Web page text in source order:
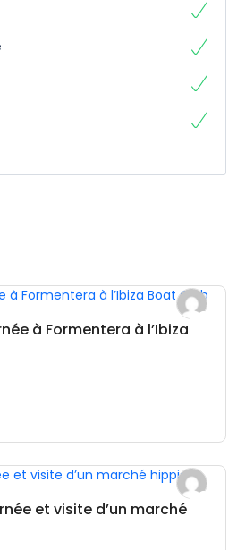
à Formentera à l’Ibiza
et visite d’un marché